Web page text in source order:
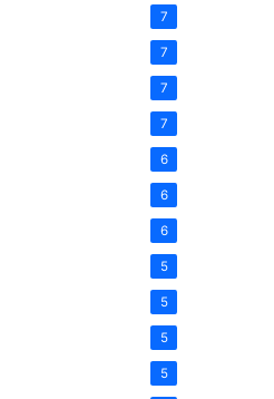
7
7
7
7
6
6
6
5
5
5
5